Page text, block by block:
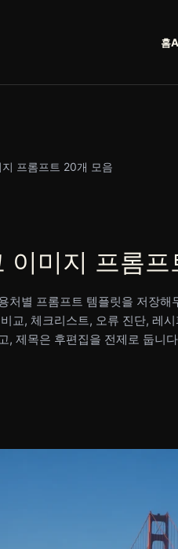
홈
프롬프트 20개 모음
이미지 프롬
처별 프롬프트 템플릿을 저장
교, 체크리스트, 오류 진단, 레
, 제목은 후편집을 전제로 둡니